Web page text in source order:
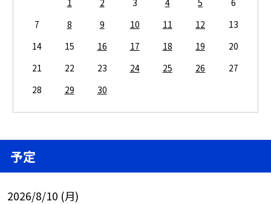
1 2 3 4 5
6
7
8 9 10 11 12
13
14
15 16 17 18 19
20
21
22 23 24 25 26
27
28
29 30
予定
2026/8/10 (月)